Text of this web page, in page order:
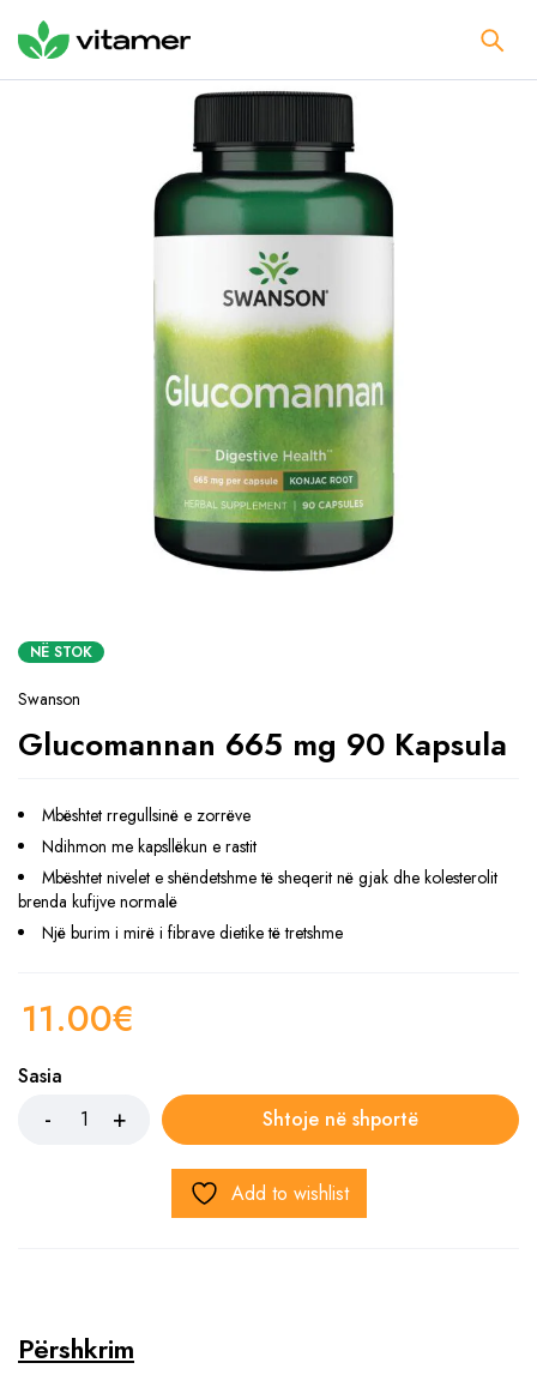
NË STOK
Swanson
Glucomannan 665 mg 90 Kapsula
Mbështet rregullsinë e zorrëve
Ndihmon me kapsllëkun e rastit
Mbështet nivelet e shëndetshme të sheqerit në gjak dhe kolesterolit
brenda kufijve normalë
Një burim i mirë i fibrave dietike të tretshme
11.00€
Sasia
Shtoje në shportë
Add to wishlist
Përshkrim